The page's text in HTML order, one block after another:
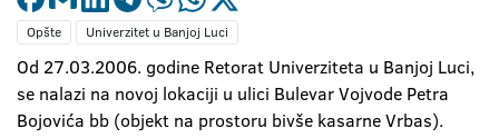
Opšte Univerzitet u Banjoj Luci
Od 27.03.2006. godine Retorat Univerziteta u Banjoj Luci,
se nalazi na novoj lokaciji u ulici Bulevar Vojvode Petra
Bojovića bb (objekt na prostoru bivše kasarne Vrbas).